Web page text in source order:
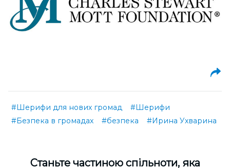
#Шерифи для нових громад
#Шерифи
#Безпека в громадах
#безпека #Ирина Ухварина
Cтаньте частиною спільноти, яка